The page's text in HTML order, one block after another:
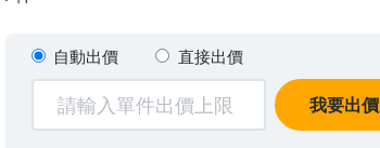
自動出價 直接出價
我要出價